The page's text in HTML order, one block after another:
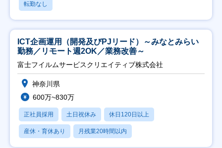
転勤なし
ICT企画運用（開発及びPJリード）～みなとみらい
勤務／リモート週2OK／業務改善～
富士フイルムサービスクリエイティブ株式会社
神奈川県
600万~830万
正社員採用 土日祝休み 休日120日以上
産休・育休あり 月残業20時間以内